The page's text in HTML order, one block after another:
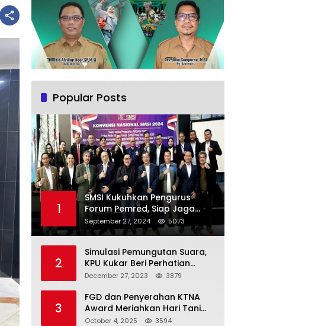
Popular Posts
1
SMSI Kukuhkan Pengurus
Forum Pemred, Siap Jaga
Kualitas Media Daring di
Indonesia
September 27, 2024 5073
2
Simulasi Pemungutan Suara,
KPU Kukar Beri Perhatian
Penyandang Disabilitas
December 27, 2023 3879
3
FGD dan Penyerahan KTNA
Award Meriahkan Hari Tani
Nasional di Kukar
October 4, 2025 3594